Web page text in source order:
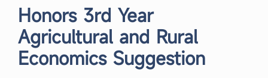
Honors 3rd Year
Agricultural and Rural
Economics Suggestion